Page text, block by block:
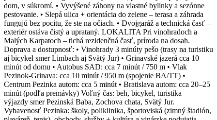
dom, v súkromí. • Vyvýšené záhony na vlastné bylinky a sezónne
pestovanie. • Slepá ulica + orientácia do zelene – terasa a záhrada
fungujú bez pocitu, že ste na očiach. • Dvojgaráž a technická časť –
exteriér ostáva čistý a uprataný. LOKALITA Pri vinohradoch a
Malých Karpatoch – tichá rezidenčná časť, príroda na dosah.
Doprava a dostupnosť: • Vinohrady 3 minúty pešo (trasy na turistiku
aj bicykel smer Limbach aj Svätý Jur) • Grinavské jazerá cca 10
minút od domu • Autobus SAD: cca 7 minút / 750 m • Vlak
Pezinok-Grinava: cca 10 minút / 950 m (spojenie BA/TT) •
Centrum Pezinka autom: cca 5 minút • Bratislava autom: cca 20–25
minút (podľa premávky) Voľný čas: beh, bicykel, turistika –
výjazdy smer Pezinská Baba, Zochova chata, Svätý Jur.
Vybavenosť Pezinka: školy, poliklinika, športoviská (zimný štadión,